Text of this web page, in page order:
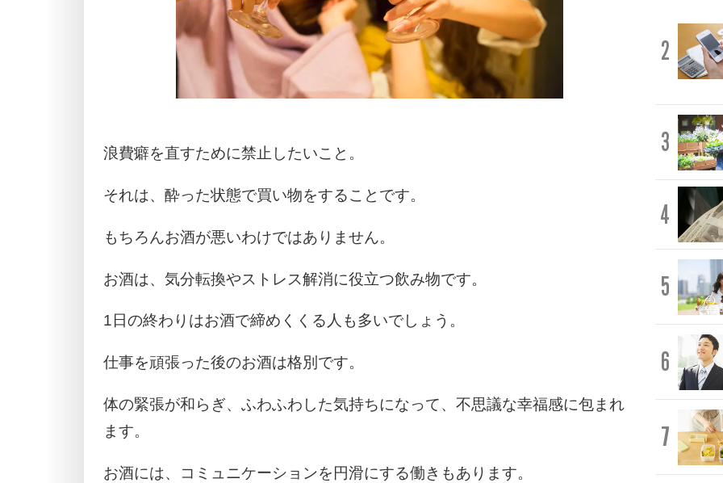
浪費癖を直すために禁止したいこと。
それは、酔った状態で買い物をすることです。
もちろんお酒が悪いわけではありません。
お酒は、気分転換やストレス解消に役立つ飲み物です。
1日の終わりはお酒で締めくくる人も多いでしょう。
仕事を頑張った後のお酒は格別です。
体の緊張が和らぎ、ふわふわした気持ちになって、不思議な幸福感に包まれ
ます。
お酒には、コミュニケーションを円滑にする働きもあります。
2
3
4
5
6
7